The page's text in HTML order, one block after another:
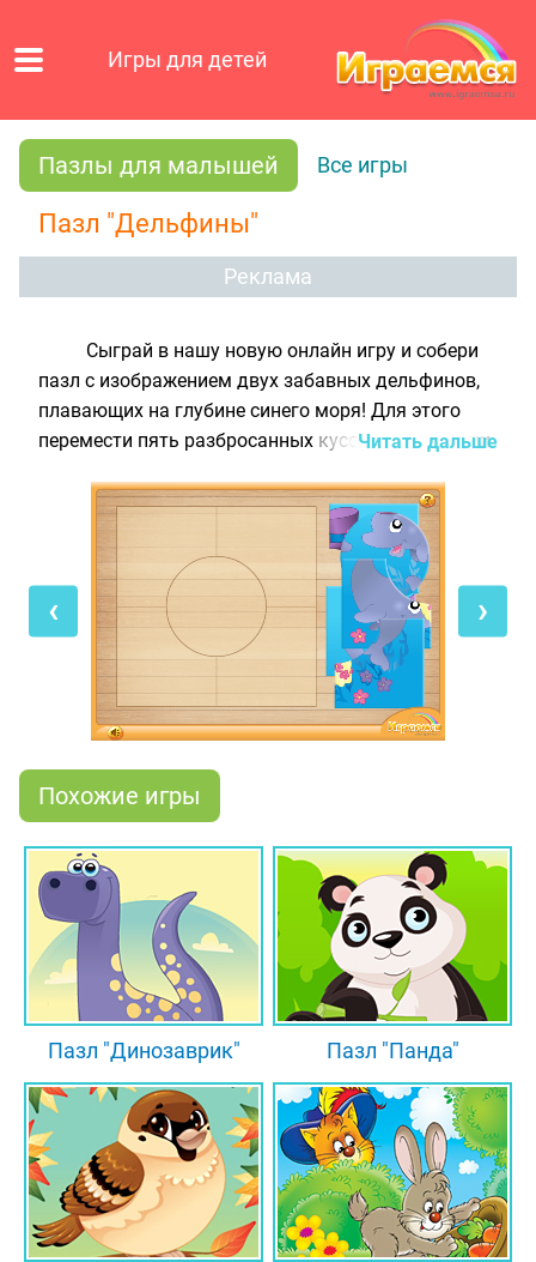
Игры для детей
Пазлы для малышей Все игры
Пазл "Дельфины"
Реклама
Сыграй в нашу новую онлайн игру и собери
пазл с изображением двух забавных дельфинов,
плавающих на глубине синего моря! Для этого
перемести пять разбросанных кусочков картинки
получится целая картинка. Чтобы собирать пазл
"Дельфины" было проще, нажми на вопросик в
верхней правой части экрана и постарайся
запомнить появившийся рисунок. Но нам кажется,
ты без проблем справишься и без подсказки. А
затем обязательно поиграй в другие
развивающие игры для малышей на сайте
"Играемся"! Ведь их уже собралось несколько
сотен!
Читать дальше
‹ ›
Похожие игры
Пазл "Динозаврик" Пазл "Панда"